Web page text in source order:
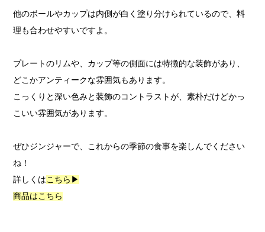
他のボールやカップは内側が白く塗り分けられているので、料
理も合わせやすいですよ。
プレートのリムや、カップ等の側面には特徴的な装飾があり、
どこかアンティークな雰囲気もあります。
こっくりと深い色みと装飾のコントラストが、素朴だけどかっ
こいい雰囲気があります。
ぜひジンジャーで、これからの季節の食事を楽しんでください
ね！
詳しくは こちら▶
商品はこちら